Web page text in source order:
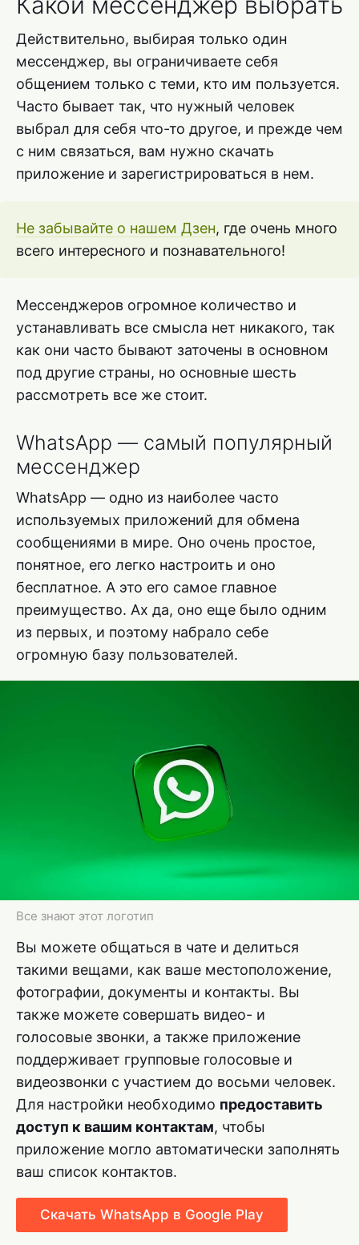
Действительно, выбирая только один
мессенджер, вы ограничиваете себя
общением только с теми, кто им пользуется.
Часто бывает так, что нужный человек
выбрал для себя что-то другое, и прежде чем
с ним связаться, вам нужно скачать
приложение и зарегистрироваться в нем.
Не забывайте о нашем Дзен, где очень много
всего интересного и познавательного!
Мессенджеров огромное количество и
устанавливать все смысла нет никакого, так
как они часто бывают заточены в основном
под другие страны, но основные шесть
рассмотреть все же стоит.
WhatsApp — самый популярный
мессенджер
WhatsApp — одно из наиболее часто
используемых приложений для обмена
сообщениями в мире. Оно очень простое,
понятное, его легко настроить и оно
бесплатное. А это его самое главное
преимущество. Ах да, оно еще было одним
из первых, и поэтому набрало себе
огромную базу пользователей.
Все знают этот логотип
Вы можете общаться в чате и делиться
такими вещами, как ваше местоположение,
фотографии, документы и контакты. Вы
также можете совершать видео- и
голосовые звонки, а также приложение
поддерживает групповые голосовые и
видеозвонки с участием до восьми человек.
Для настройки необходимо предоставить
доступ к вашим контактам, чтобы
приложение могло автоматически заполнять
ваш список контактов.
Скачать WhatsApp в Google Play